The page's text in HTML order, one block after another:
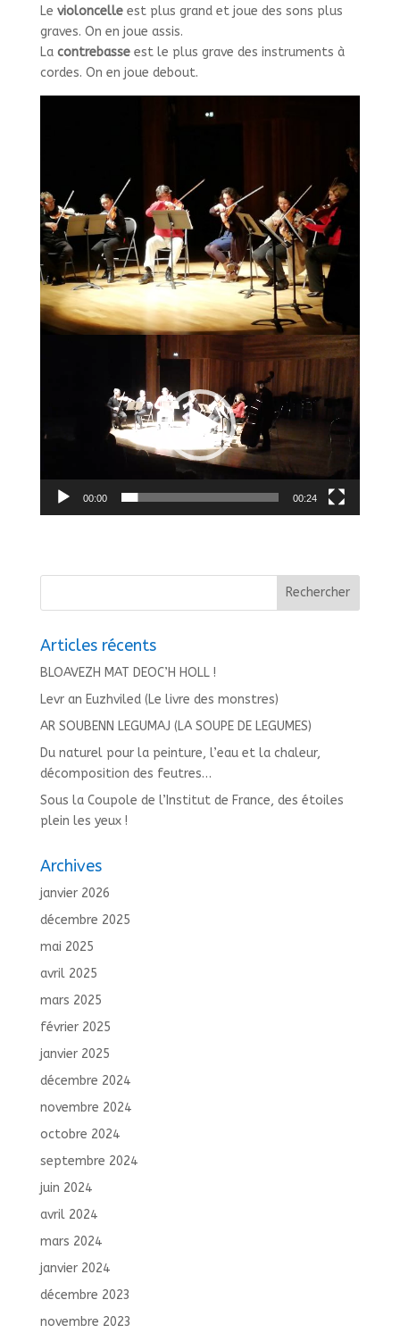
Le violoncelleest plus grand et joue des sons plus
graves. On en joue assis.
La contrebasseest le plus grave des instruments à
cordes. On en joue debout.
00:00 00:24
Articles récents
BLOAVEZH MAT DEOC’H HOLL !
Levr an Euzhviled (Le livre des monstres)
AR SOUBENN LEGUMAJ (LA SOUPE DE LEGUMES)
Du naturel pour la peinture, l’eau et la chaleur,
décomposition des feutres…
Sous la Coupole de l’Institut de France, des étoiles
plein les yeux !
Archives
janvier 2026
décembre 2025
mai 2025
avril 2025
mars 2025
février 2025
janvier 2025
décembre 2024
novembre 2024
octobre 2024
septembre 2024
juin 2024
avril 2024
mars 2024
janvier 2024
décembre 2023
novembre 2023